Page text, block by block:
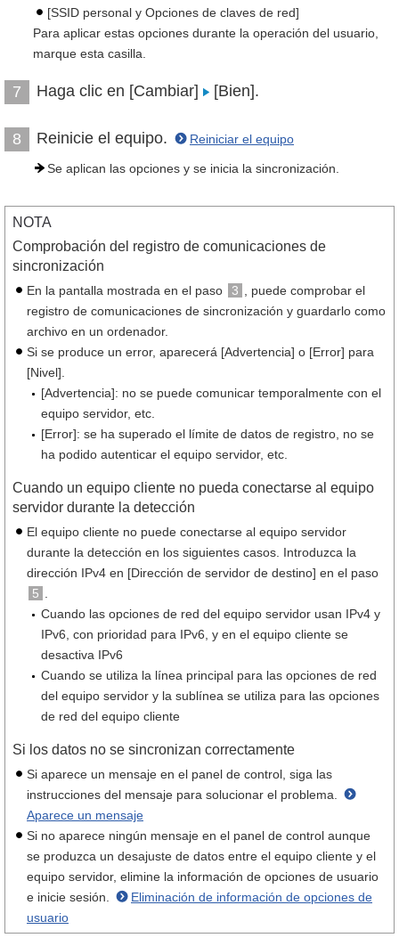
[SSID personal y Opciones de claves de red]
Para aplicar estas opciones durante la operación del usuario,
marque esta casilla.
7 Haga clic en [Cambiar] [Bien].
8 Reinicie el equipo. Reiniciar el equipo
Se aplican las opciones y se inicia la sincronización.
NOTA
Comprobación del registro de comunicaciones de
sincronización
En la pantalla mostrada en el paso 3
, puede comprobar el
registro de comunicaciones de sincronización y guardarlo como
archivo en un ordenador.
Si se produce un error, aparecerá [Advertencia] o [Error] para
[Nivel].
[Advertencia]: no se puede comunicar temporalmente con el
equipo servidor, etc.
[Error]: se ha superado el límite de datos de registro, no se
ha podido autenticar el equipo servidor, etc.
Cuando un equipo cliente no pueda conectarse al equipo
servidor durante la detección
El equipo cliente no puede conectarse al equipo servidor
durante la detección en los siguientes casos. Introduzca la
dirección IPv4 en [Dirección de servidor de destino] en el paso
5
Cuando las opciones de red del equipo servidor usan IPv4 y
IPv6, con prioridad para IPv6, y en el equipo cliente se
desactiva IPv6
Cuando se utiliza la línea principal para las opciones de red
del equipo servidor y la sublínea se utiliza para las opciones
de red del equipo cliente
Si los datos no se sincronizan correctamente
Si aparece un mensaje en el panel de control, siga las
instrucciones del mensaje para solucionar el problema.
Aparece un mensaje
Si no aparece ningún mensaje en el panel de control aunque
se produzca un desajuste de datos entre el equipo cliente y el
equipo servidor, elimine la información de opciones de usuario
e inicie sesión.
Eliminación de información de opciones de
usuario